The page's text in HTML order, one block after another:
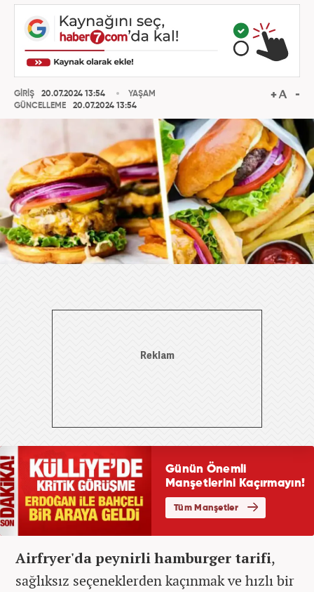
GİRİŞ
20.07.2024 13:54
GÜNCELLEME
20.07.2024 13:54
YAŞAM
Airfryer'da peynirli hamburger tarifi,
sağlıksız seçeneklerden kaçınmak ve hızlı bir